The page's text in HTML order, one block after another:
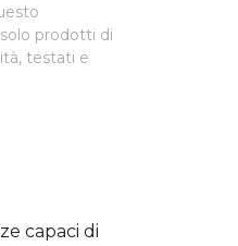
prodotti di
testati e
capaci di